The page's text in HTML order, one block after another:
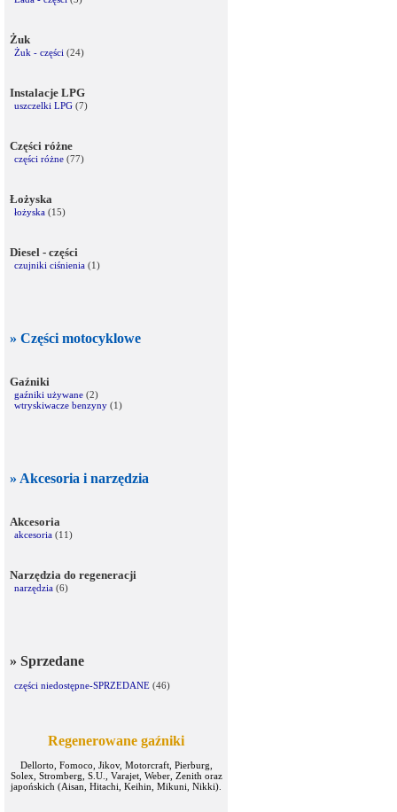
Żuk
Żuk - części (24)
Instalacje LPG
uszczelki LPG (7)
Części różne
części różne (77)
Łożyska
łożyska (15)
Diesel - części
czujniki ciśnienia (1)
» Części motocyklowe
Gaźniki
gaźniki używane (2)
wtryskiwacze benzyny (1)
» Akcesoria i narzędzia
Akcesoria
akcesoria (11)
Narzędzia do regeneracji
narzędzia (6)
» Sprzedane
części niedostępne-SPRZEDANE (46)
Regenerowane gaźniki
Dellorto, Fomoco, Jikov, Motorcraft, Pierburg,
Solex, Stromberg, S.U., Varajet, Weber, Zenith oraz
japońskich (Aisan, Hitachi, Keihin, Mikuni, Nikki).